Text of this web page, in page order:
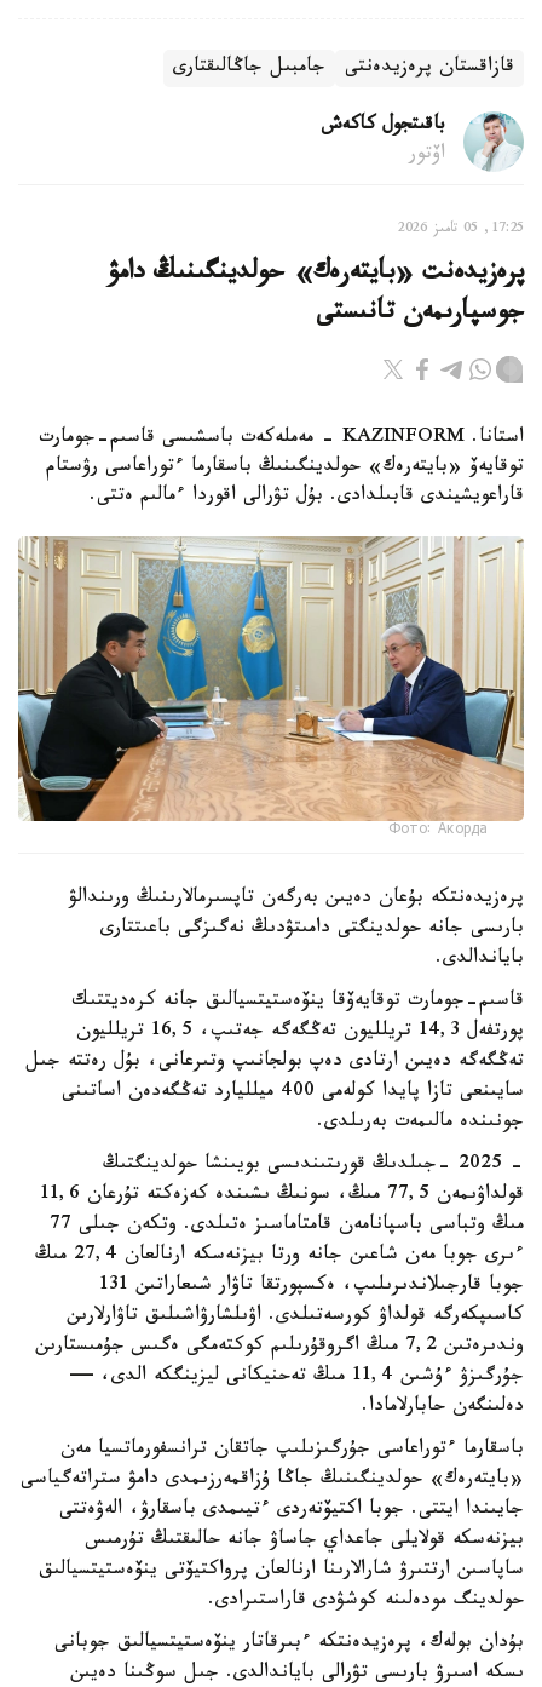
قازاقستان پرەزيدەنتى جامبىل جاڭالىقتارى
باقىتجول كاكەش
اۆتور
17:25, 05 تامىز 2026
پرەزيدەنت «بايتەرەك» حولدينگىنىڭ دامۋ
جوسپارىمەن تانىستى
استانا. KAZINFORM - مەملەكەت باسشىسى قاسىم-جومارت
توقايەۆ «بايتەرەك» حولدينگىنىڭ باسقارما ءتوراعاسى رۋستام
قاراعويشيندى قابىلدادى. بۇل تۋرالى اقوردا ءمالىم ەتتى.
Фото: Акорда
پرەزيدەنتكە بۇعان دەيىن بەرگەن تاپسىرمالارىنىڭ ورىندالۋ
بارىسى جانە حولدينگتى دامىتۋدىڭ نەگىزگى باعىتتارى
باياندالدى.
قاسىم-جومارت توقايەۆقا ينۆەستيتسيالىق جانە كرەديتتىك
پورتفەل 14,3 تريلليون تەڭگەگە جەتىپ، 16,5 تريلليون
تەڭگەگە دەيىن ارتادى دەپ بولجانىپ وتىرعانى، بۇل رەتتە جىل
سايىنعى تازا پايدا كولەمى 400 ميلليارد تەڭگەدەن اساتىنى
جونىندە مالىمەت بەرىلدى.
- 2025 -جىلدىڭ قورىتىندىسى بويىنشا حولدينگتىڭ
قولداۋىمەن 77,5 مىڭ، سونىڭ ىشىندە كەزەكتە تۇرعان 11,6
مىڭ وتباسى باسپانامەن قامتاماسىز ەتىلدى. وتكەن جىلى 77
ءىرى جوبا مەن شاعىن جانە ورتا بيزنەسكە ارنالعان 27,4 مىڭ
جوبا قارجىلاندىرىلىپ، ەكسپورتقا تاۋار شىعاراتىن 131
كاسىپكەرگە قولداۋ كورسەتىلدى. اۋىلشارۋاشىلىق تاۋارلارىن
وندىرەتىن 7,2 مىڭ اگروقۇرىلىم كوكتەمگى ەگىس جۇمىستارىن
جۇرگىزۋ ءۇشىن 11,4 مىڭ تەحنيكانى ليزينگكە الدى، —
دەلىنگەن حابارلامادا.
باسقارما ءتوراعاسى جۇرگىزىلىپ جاتقان ترانسفورماتسيا مەن
«بايتەرەك» حولدينگىنىڭ جاڭا ۇزاقمەرزىمدى دامۋ ستراتەگياسى
جايىندا ايتتى. جوبا اكتيۆتەردى ءتيىمدى باسقارۋ، الەۋەتتى
بيزنەسكە قولايلى جاعداي جاساۋ جانە حالىقتىڭ تۇرمىس
ساپاسىن ارتتىرۋ شارالارىنا ارنالعان پرواكتيۆتى ينۆەستيتسيالىق
حولدينگ مودەلىنە كوشۋدى قاراستىرادى.
بۇدان بولەك، پرەزيدەنتكە ءبىرقاتار ينۆەستيتسيالىق جوبانى
ىسكە اسىرۋ بارىسى تۋرالى باياندالدى. جىل سوڭىنا دەيىن